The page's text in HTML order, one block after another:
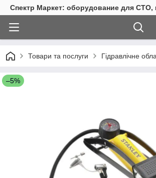
Спектр Маркет: оборудование для
Товари та послуги Гідравлічне
–5%